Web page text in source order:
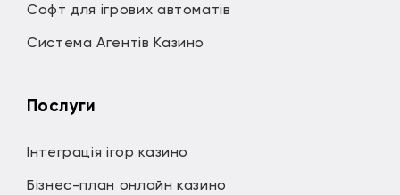
Софт для ігрових автоматів
Система Агентів Казино
Послуги
Інтеграція ігор казино
Бізнес-план онлайн казино